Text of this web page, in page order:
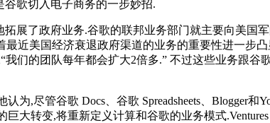
歌切入电子商务的一步妙招.
展了政府业务.谷歌的联邦业务部门就主要向美国
近美国经济衰退政府渠道的业务的重要性进一步凸
我们的团队每年都会扩大2倍多.” 不过这些业务跟
,尽管谷歌 Docs、谷歌 Spreadsheets、Blogger
大转变,将重新定义计算和谷歌的业务模式